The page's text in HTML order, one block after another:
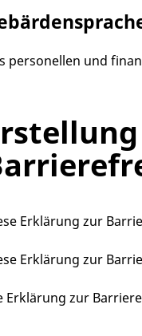
personellen und
Erklärung zur
Erklärung zur
Erklärung zur